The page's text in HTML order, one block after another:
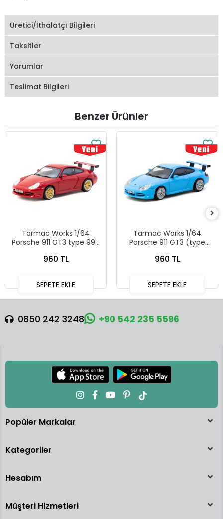
Üretici/İthalatçı Bilgileri
Taksitler
Yorumlar
Teslimat Bilgileri
Benzer Ürünler
Tarmac Works 1/64
Porsche 911 GT3 type 996
960 TL
SEPETE EKLE
Tarmac Works 1/64
Porsche 911 GT3 (type
Works X iXO Models
960 TL
SEPETE EKLE
0850 242 3248 +90 542 235 5596
Popüler Markalar
Kategoriler
Hesabım
Müşteri Hizmetleri